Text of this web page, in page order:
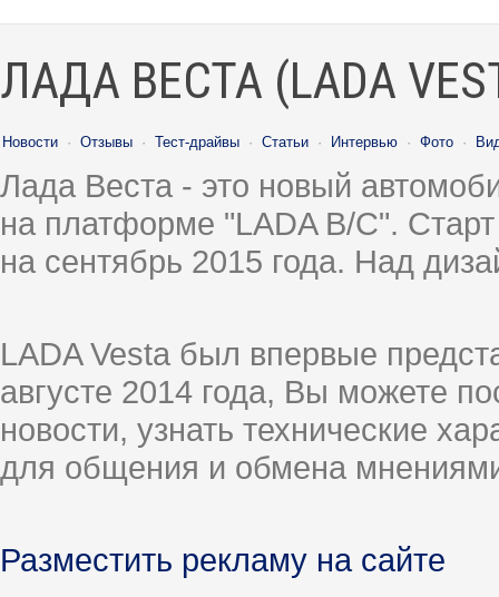
ЛАДА ВЕСТА (LADA
Новости · Отзывы · Тест-драйвы · Статьи · Интервью · Фото ·
Лада Веста - это новый
на платформе "LADA B/C".
на сентябрь 2015 года. Над
LADA Vesta был впервые
августе 2014 года, Вы можете
новости, узнать технические
для общения и обмена
Разместить рекламу на сайте